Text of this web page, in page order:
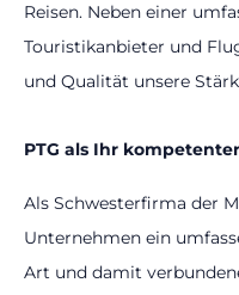
Reisen. Neben einer
Touristikanbieter und
und Qualität unsere
PTG als Ihr
Als Schwesterfirma der
Unternehmen ein
Art und damit